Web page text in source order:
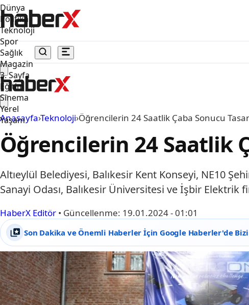
Dünya
Politika
Teknoloji
Spor
Sağlık
Magazin
3. Sayfa
Eğitim
Sinema
Yerel
Yaşam
Anasayfa›Teknoloji›Öğrencilerin 24 Saatlik Çaba Sonucu
Öğrencilerin 24 Saatlik
Altıeylül Belediyesi, Balıkesir Kent Konseyi, NE10
Sanayi Odası, Balıkesir Üniversitesi ve İşbir Elektrik
HaberX Editör • Güncellenme: 19.01.2024 - 01:01
Son Dakika ve Önemli Haberler İçin Google Haberler'de